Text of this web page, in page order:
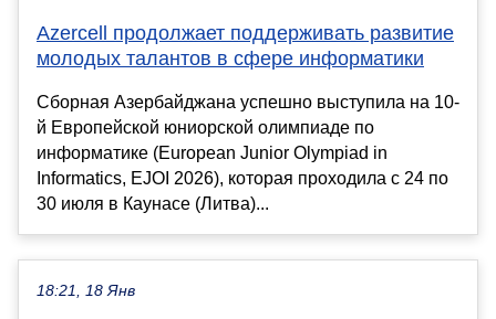
Azercell продолжает поддерживать развитие
молодых талантов в сфере информатики
Сборная Азербайджана успешно выступила на 10-
й Европейской юниорской олимпиаде по
информатике (European Junior Olympiad in
Informatics, EJOI 2026), которая проходила с 24 по
30 июля в Каунасе (Литва)...
18:21, 18 Янв